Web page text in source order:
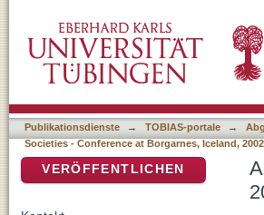
Publikationsdienste → TOBIAS-portale →
Societies - Conference at Borgarnes, Iceland, 2002
VERÖFFENTLICHEN